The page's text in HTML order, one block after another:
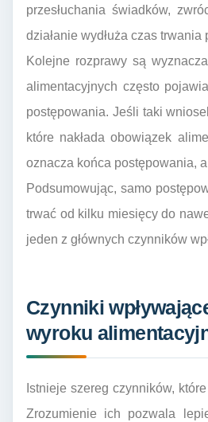
przesłuchania świadków,
działanie wydłuża czas trwania
Kolejne rozprawy są
alimentacyjnych często
postępowania. Jeśli taki
które nakłada obowiązek
oznacza końca postępowania,
Podsumowując, samo
trwać od kilku miesięcy do
jeden z głównych czynników
Czynniki
wyroku
Istnieje szereg czynników,
Zrozumienie ich pozwala